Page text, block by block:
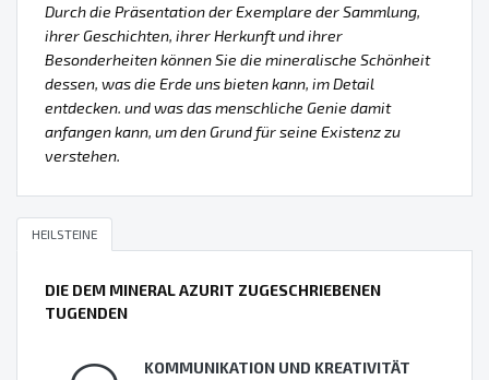
Durch die Präsentation der Exemplare der Sammlung,
ihrer Geschichten, ihrer Herkunft und ihrer
Besonderheiten können Sie die mineralische Schönheit
dessen, was die Erde uns bieten kann, im Detail
entdecken. und was das menschliche Genie damit
anfangen kann, um den Grund für seine Existenz zu
verstehen.
HEILSTEINE
DIE DEM MINERAL AZURIT ZUGESCHRIEBENEN
TUGENDEN
KOMMUNIKATION UND KREATIVITÄT